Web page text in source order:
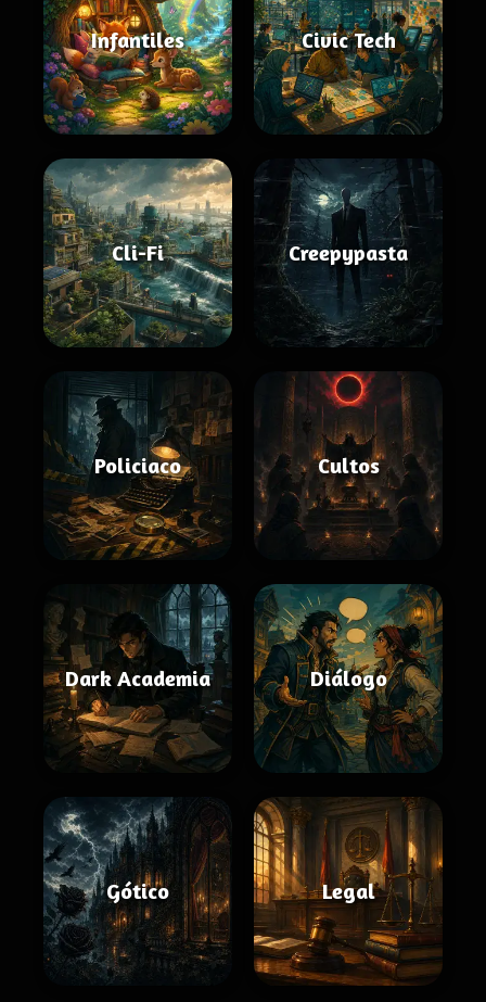
Infantiles Civic Tech
Cli-Fi Creepypasta
Policiaco Cultos
Dark Academia Diálogo
Gótico Legal